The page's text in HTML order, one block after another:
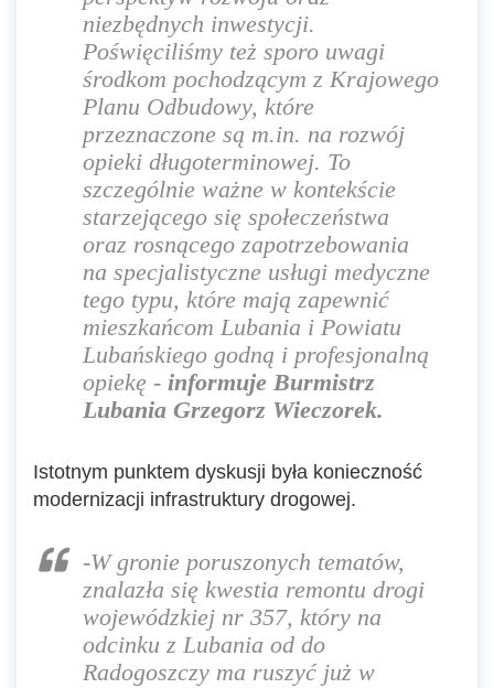
niezbędnych inwestycji.
Poświęciliśmy też sporo uwagi
środkom pochodzącym z Krajowego
Planu Odbudowy, które
przeznaczone są m.in. na rozwój
opieki długoterminowej. To
szczególnie ważne w kontekście
starzejącego się społeczeństwa
oraz rosnącego zapotrzebowania
na specjalistyczne usługi medyczne
tego typu, które mają zapewnić
mieszkańcom Lubania i Powiatu
Lubańskiego godną i profesjonalną
opiekę - informuje Burmistrz
Lubania Grzegorz Wieczorek.
Istotnym punktem dyskusji była konieczność
modernizacji infrastruktury drogowej.
-W gronie poruszonych tematów,
znalazła się kwestia remontu drogi
wojewódzkiej nr 357, który na
odcinku z Lubania od do
Radogoszczy ma ruszyć już w